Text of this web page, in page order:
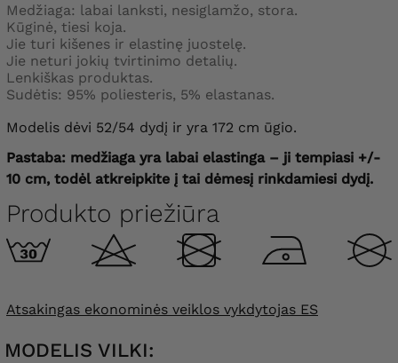
Medžiaga: labai lanksti, nesiglamžo, stora.
Kūginė, tiesi koja.
Jie turi kišenes ir elastinę juostelę.
Jie neturi jokių tvirtinimo detalių.
Lenkiškas produktas.
Sudėtis: 95% poliesteris, 5% elastanas.
Modelis dėvi 52/54 dydį ir yra 172 cm ūgio.
Pastaba: medžiaga yra labai elastinga – ji tempiasi +/-
10 cm, todėl atkreipkite į tai dėmesį rinkdamiesi dydį.
Produkto priežiūra
Atsakingas ekonominės veiklos vykdytojas ES
MODELIS VILKI: